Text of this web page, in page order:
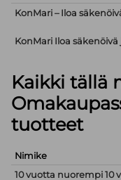
KonMari – Iloa
KonMari Iloa säkenöivä
Kaikki tällä
tuotteet
Nimike
10 vuotta nuorempi 10